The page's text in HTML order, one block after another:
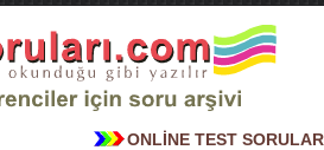
ONLİNE TEST